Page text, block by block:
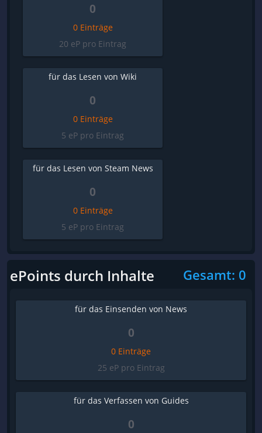
0
0 Einträge
20 eP pro Eintrag
für das Lesen von Wiki
0
0 Einträge
5 eP pro Eintrag
für das Lesen von Steam News
0
0 Einträge
5 eP pro Eintrag
ePoints durch Inhalte Gesamt: 0
für das Einsenden von News
0
0 Einträge
25 eP pro Eintrag
für das Verfassen von Guides
0